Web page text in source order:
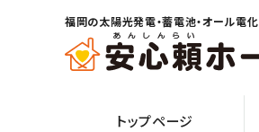
福岡の太陽光発電・蓄電池・オール電化
トップページ